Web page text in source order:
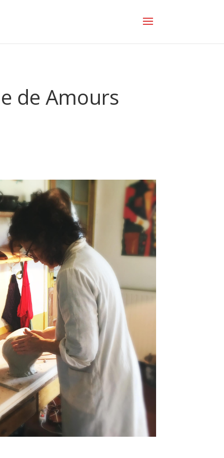
de Amours